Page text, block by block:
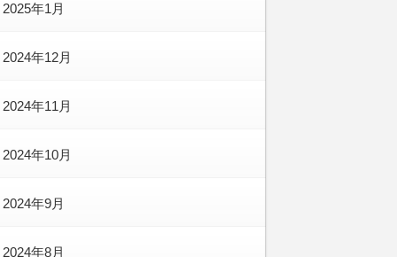
2025年1月
2024年12月
2024年11月
2024年10月
2024年9月
2024年8月